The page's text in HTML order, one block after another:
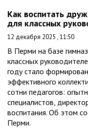
Как воспитать
для классных
12 декабря 2025 , 11:50
В Перми на базе
классных
году стало
эффективного
сотни педагогов:
специалистов,
воспитания. Об этом
Перми.